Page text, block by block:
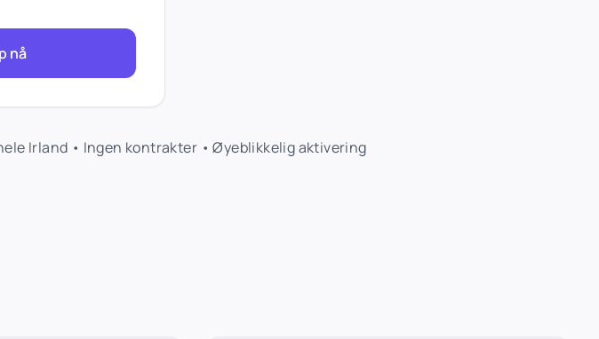
nå
Irland • Ingen kontrakter • Øyeblikkelig aktivering